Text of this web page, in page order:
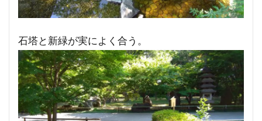
石塔と新緑が実によく合う。